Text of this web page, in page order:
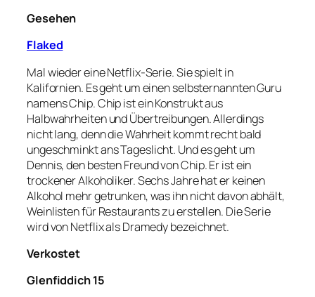
Gesehen
Flaked
Mal wieder eine Netflix-Serie. Sie spielt in
Kalifornien. Es geht um einen selbsternannten Guru
namens Chip. Chip ist ein Konstrukt aus
Halbwahrheiten und Übertreibungen. Allerdings
nicht lang, denn die Wahrheit kommt recht bald
ungeschminkt ans Tageslicht. Und es geht um
Dennis, den besten Freund von Chip. Er ist ein
trockener Alkoholiker. Sechs Jahre hat er keinen
Alkohol mehr getrunken, was ihn nicht davon abhält,
Weinlisten für Restaurants zu erstellen. Die Serie
wird von Netflix als Dramedy bezeichnet.
Verkostet
Glenfiddich 15